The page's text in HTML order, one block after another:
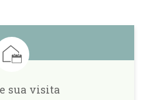
sua visita